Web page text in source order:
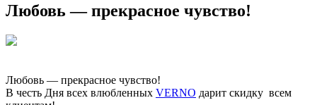
Любовь — прекрасное чувство!
Любовь — прекрасное чувство!
В честь Дня всех влюбленных VERNO дарит скидку всем